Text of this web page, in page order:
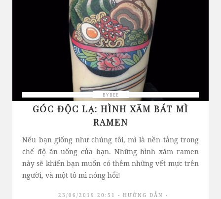
BYBEE
GÓC ĐỘC LẠ: HÌNH XĂM BÁT MÌ
RAMEN
Nếu bạn giống như chúng tôi, mì là nền tảng trong
chế độ ăn uống của bạn. Những hình xăm ramen
này sẽ khiến bạn muốn có thêm những vết mực trên
người, và một tô mì nóng hổi!
23/06/2019 20:51 HƯỚNG DẪN